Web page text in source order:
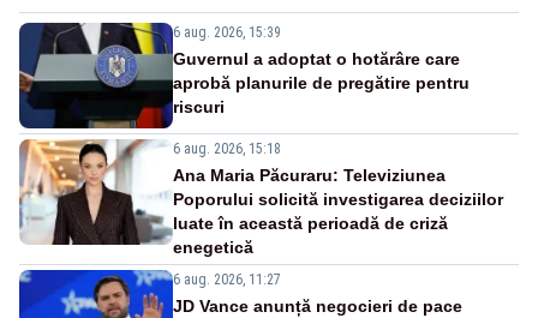
6 aug. 2026, 15:39
Guvernul a adoptat o hotărâre care
aprobă planurile de pregătire pentru
riscuri
6 aug. 2026, 15:18
Ana Maria Păcuraru: Televiziunea
Poporului solicită investigarea deciziilor
luate în această perioadă de criză
enegetică
6 aug. 2026, 11:27
JD Vance anunță negocieri de pace